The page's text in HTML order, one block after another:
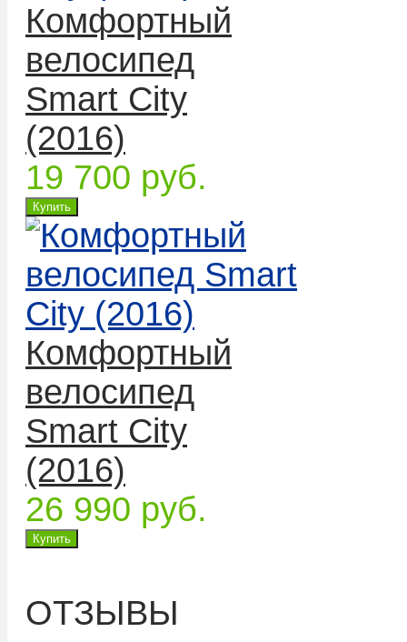
Комфортный
велосипед
Smart City
(2016)
19 700 руб.
Комфортный
велосипед
Smart City
(2016)
26 990 руб.
ОТЗЫВЫ